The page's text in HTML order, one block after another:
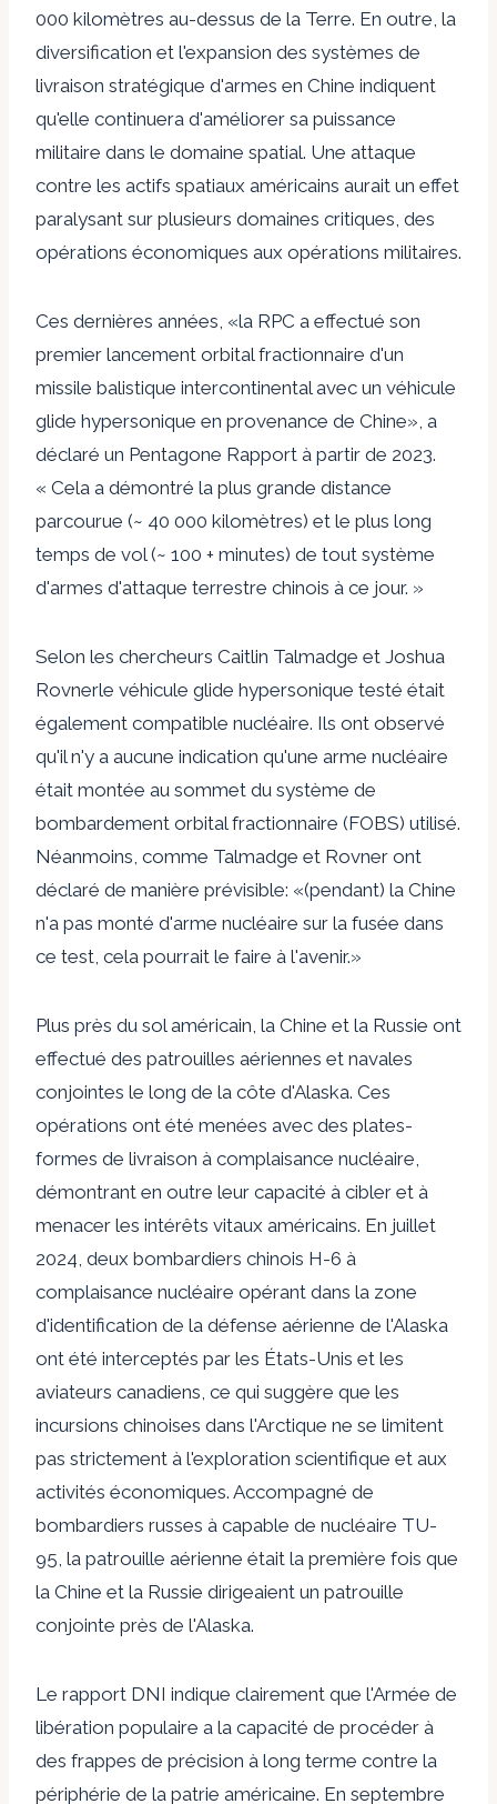
000 kilomètres au-dessus de la Terre. En outre, la
diversification et l'expansion des systèmes de
livraison stratégique d'armes en Chine indiquent
qu'elle continuera d'améliorer sa puissance
militaire dans le domaine spatial. Une attaque
contre les actifs spatiaux américains aurait un effet
paralysant sur plusieurs domaines critiques, des
opérations économiques aux opérations militaires.
Ces dernières années, «la RPC a effectué son
premier lancement orbital fractionnaire d'un
missile balistique intercontinental avec un véhicule
glide hypersonique en provenance de Chine», a
déclaré un Pentagone Rapport à partir de 2023.
« Cela a démontré la plus grande distance
parcourue (~ 40 000 kilomètres) et le plus long
temps de vol (~ 100 + minutes) de tout système
d'armes d'attaque terrestre chinois à ce jour. »
Selon les chercheurs Caitlin Talmadge et Joshua
Rovnerle véhicule glide hypersonique testé était
également compatible nucléaire. Ils ont observé
qu'il n'y a aucune indication qu'une arme nucléaire
était montée au sommet du système de
bombardement orbital fractionnaire (FOBS) utilisé.
Néanmoins, comme Talmadge et Rovner ont
déclaré de manière prévisible: «(pendant) la Chine
n'a pas monté d'arme nucléaire sur la fusée dans
ce test, cela pourrait le faire à l'avenir.»
Plus près du sol américain, la Chine et la Russie ont
effectué des patrouilles aériennes et navales
conjointes le long de la côte d'Alaska. Ces
opérations ont été menées avec des plates-
formes de livraison à complaisance nucléaire,
démontrant en outre leur capacité à cibler et à
menacer les intérêts vitaux américains. En juillet
2024, deux bombardiers chinois H-6 à
complaisance nucléaire opérant dans la zone
d'identification de la défense aérienne de l'Alaska
ont été interceptés par les États-Unis et les
aviateurs canadiens, ce qui suggère que les
incursions chinoises dans l'Arctique ne se limitent
pas strictement à l'exploration scientifique et aux
activités économiques. Accompagné de
bombardiers russes à capable de nucléaire TU-
95, la patrouille aérienne était la première fois que
la Chine et la Russie dirigeaient un patrouille
conjointe près de l'Alaska.
Le rapport DNI indique clairement que l'Armée de
libération populaire a la capacité de procéder à
des frappes de précision à long terme contre la
périphérie de la patrie américaine. En septembre